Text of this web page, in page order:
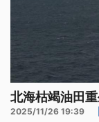
北海枯竭油田
2025/11/26 19:39